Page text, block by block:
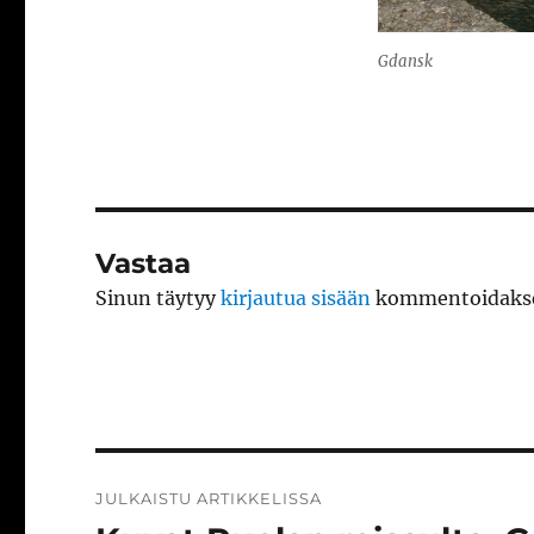
Gdansk
Vastaa
Sinun täytyykirjautua sisään
selaus
JULKAISTU ARTIKKELISSA